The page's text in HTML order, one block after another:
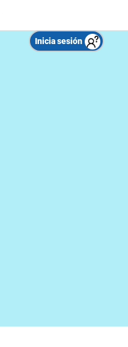
Inicia sesión